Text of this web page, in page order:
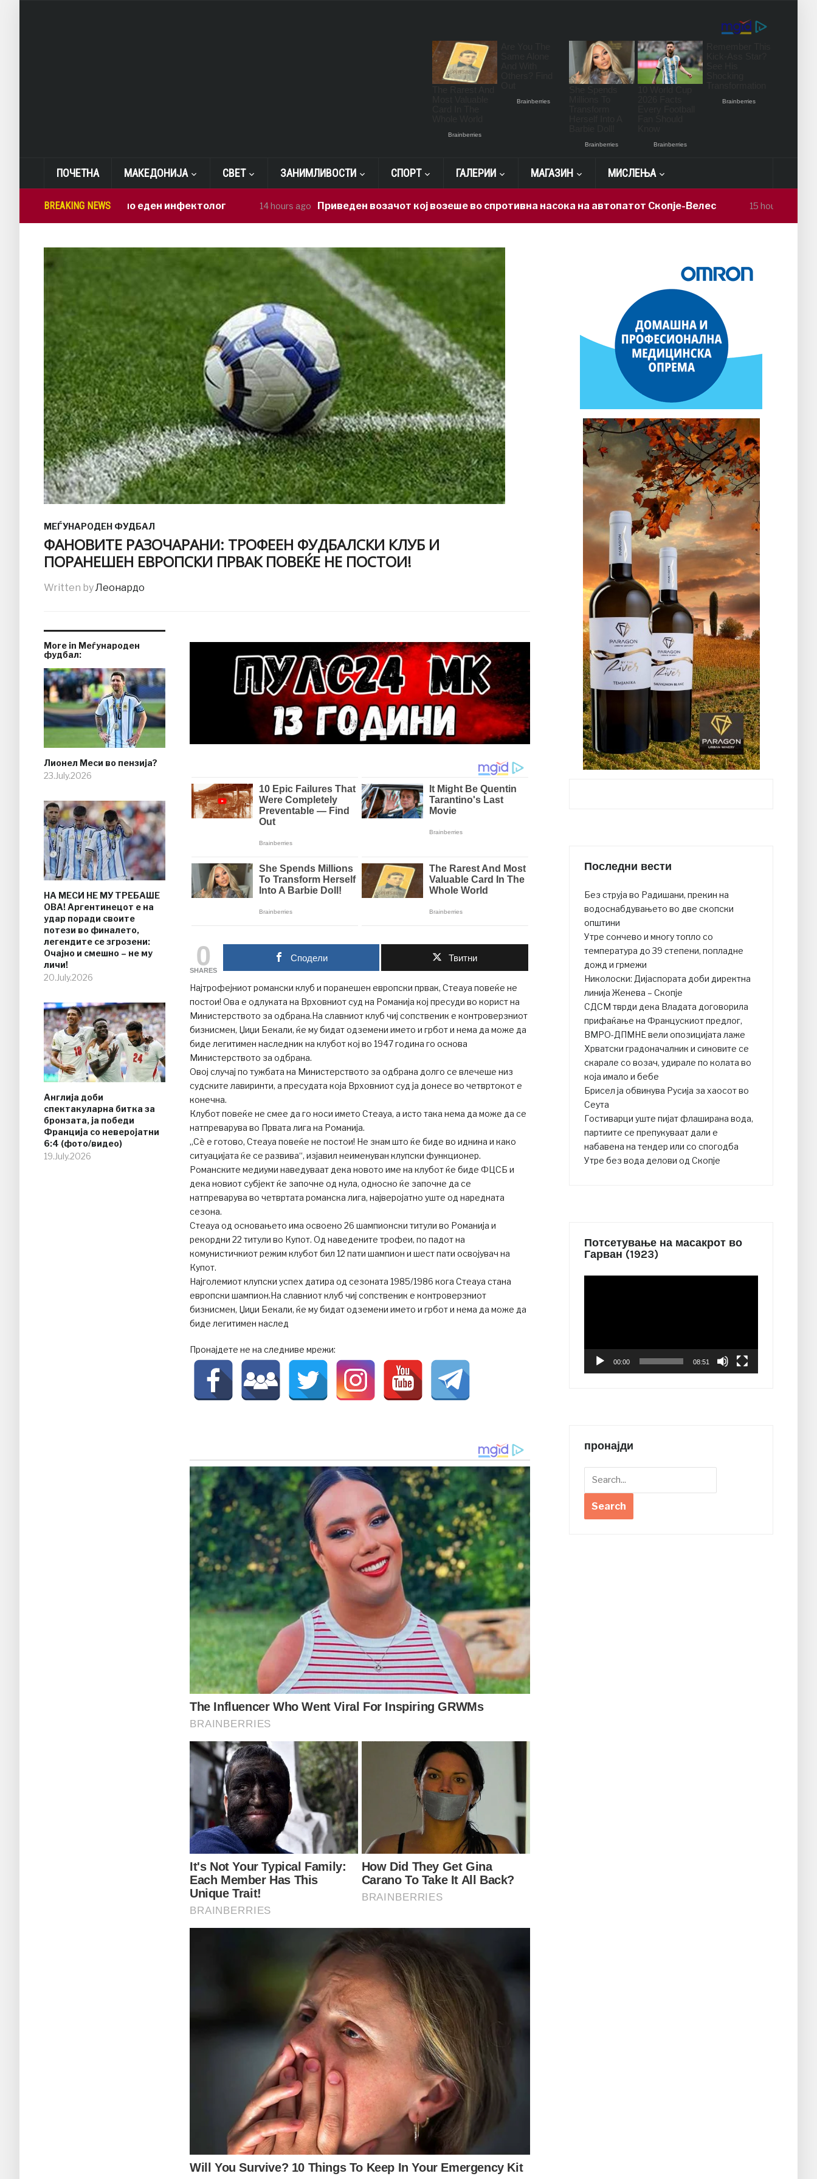
ПОЧЕТНА МАКЕДОНИЈА СВЕТ ЗАНИМЛИВОСТИ СПОРТ ГАЛЕРИИ МАГАЗИН МИСЛЕЊА
BREAKING NEWS
дежура само еден инфектолог 14 hours ago Приведен возачот кој возеше во спротивна насока на автопатот Скопје-Велес 15 hours ago Алек
МЕЃУНАРОДЕН ФУДБАЛ
ФАНОВИТЕ РАЗОЧАРАНИ: ТРОФЕЕН ФУДБАЛСКИ КЛУБ И
ПОРАНЕШЕН ЕВРОПСКИ ПРВАК ПОВЕЌЕ НЕ ПОСТОИ!
Written byЛеонардо
More in Меѓународен
фудбал:
Лионел Меси во пензија?
23.July.2026
НА МЕСИ НЕ МУ ТРЕБАШЕ
ОВА! Аргентинецот е на
удар поради своите
потези во финалето,
легендите се згрозени:
Очајно и смешно – не му
личи!
20.July.2026
Англија доби
спектакуларна битка за
бронзата, ја победи
Франција со неверојатни
6:4 (фото/видео)
19.July.2026
0
SHARES
Сподели Твитни
Најтрофејниот романски клуб и поранешен европски првак, Стеауа повеќе не
постои! Ова е одлуката на Врховниот суд на Романија кој пресуди во корист на
Министерството за одбрана.На славниот клуб чиј сопственик е контроверзниот
бизнисмен, Џиџи Бекали, ќе му бидат одземени името и грбот и нема да може да
биде легитимен наследник на клубот кој во 1947 година го основа
Министерството за одбрана.
Овој случај по тужбата на Министерството за одбрана долго се влечеше низ
судските лавиринти, а пресудата која Врховниот суд ја донесе во четвртокот е
конечна.
Клубот повеќе не смее да го носи името Стеауа, а исто така нема да може да се
натпреварува во Првата лига на Романија.
„Сѐ е готово, Стеауа повеќе не постои! Не знам што ќе биде во иднина и како
ситуацијата ќе се развива“, изјавил неименуван клупски функционер.
Романските медиуми наведуваат дека новото име на клубот ќе биде ФЦСБ и
дека новиот субјект ќе започне од нула, односно ќе започне да се
натпреварува во четвртата романска лига, најверојатно уште од наредната
сезона.
Стеауа од основањето има освоено 26 шампионски титули во Романија и
рекордни 22 титули во Купот. Од наведените трофеи, по падот на
комунистичкиот режим клубот бил 12 пати шампион и шест пати освојувач на
Купот.
Најголемиот клупски успех датира од сезоната 1985/1986 кога Стеауа стана
европски шампион.На славниот клуб чиј сопственик е контроверзниот
бизнисмен, Џиџи Бекали, ќе му бидат одземени името и грбот и нема да може да
биде легитимен наслед
Пронајдете не на следниве мрежи:
Последни вести
Без струја во Радишани, прекин на
водоснабдувањето во две скопски
општини
Утре сончево и многу топло со
температура до 39 степени, попладне
дожд и грмежи
Николоски: Дијаспората доби директна
линија Женева – Скопје
СДСМ тврди дека Владата договорила
прифаќање на Францускиот предлог,
ВМРО-ДПМНЕ вели опозицијата лаже
Хрватски градоначалник и синовите се
скарале со возач, удирале по колата во
која имало и бебе
Брисел ја обвинува Русија за хаосот во
Сеута
Гостиварци уште пијат флаширана вода,
партиите се препукуваат дали е
набавена на тендер или со спогодба
Утре без вода делови од Скопје
Потсетување на масакрот во
Гарван (1923)
00:00 08:51
пронајди